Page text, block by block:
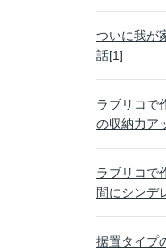
ついに我が
話[1]
ラブリコで
の収納力ア
ラブリコで
間にシンデ
据置タイプ